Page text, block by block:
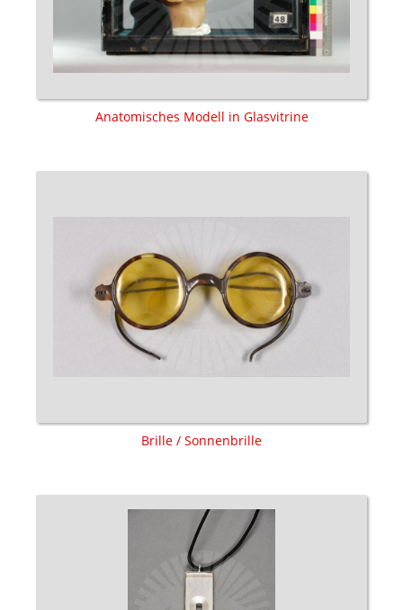
Anatomisches Modell in Glasvitrine
Brille / Sonnenbrille